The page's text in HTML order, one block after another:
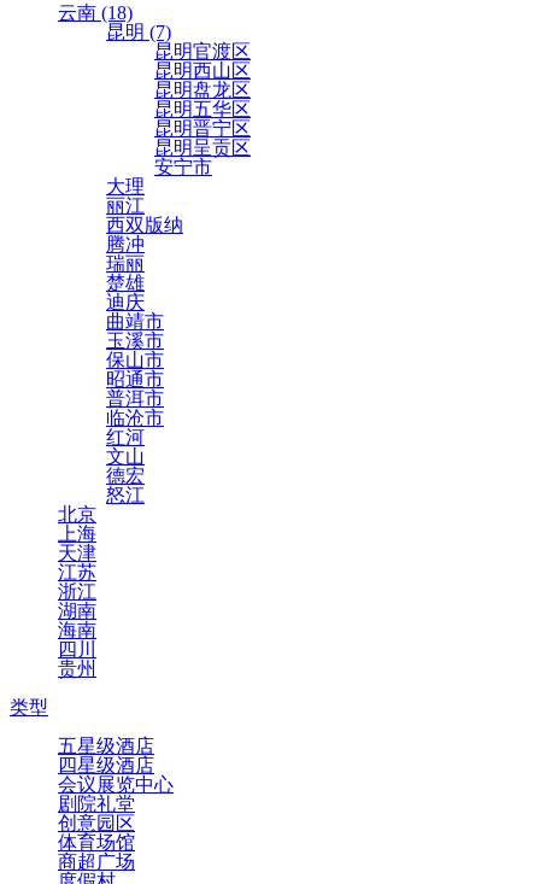
云南 (18)
昆明 (7)
昆明官渡区
昆明西山区
昆明盘龙区
昆明五华区
昆明晋宁区
昆明呈贡区
安宁市
大理
丽江
西双版纳
腾冲
瑞丽
楚雄
迪庆
曲靖市
玉溪市
保山市
昭通市
普洱市
临沧市
红河
文山
德宏
怒江
北京
上海
天津
江苏
浙江
湖南
海南
四川
贵州
类型
五星级酒店
四星级酒店
会议展览中心
剧院礼堂
创意园区
体育场馆
商超广场